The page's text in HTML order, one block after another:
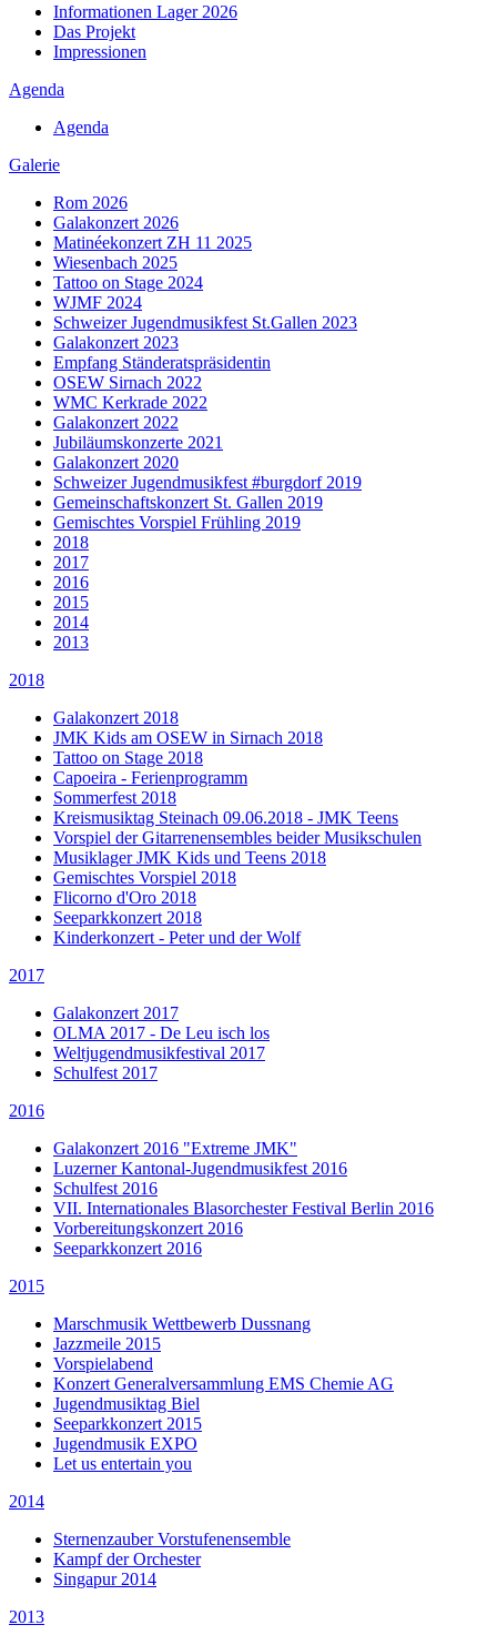
Informationen Lager 2026
Das Projekt
Impressionen
Agenda
Agenda
Galerie
Rom 2026
Galakonzert 2026
Matinéekonzert ZH 11 2025
Wiesenbach 2025
Tattoo on Stage 2024
WJMF 2024
Schweizer Jugendmusikfest St.Gallen 2023
Galakonzert 2023
Empfang Ständeratspräsidentin
OSEW Sirnach 2022
WMC Kerkrade 2022
Galakonzert 2022
Jubiläumskonzerte 2021
Galakonzert 2020
Schweizer Jugendmusikfest #burgdorf 2019
Gemeinschaftskonzert St. Gallen 2019
Gemischtes Vorspiel Frühling 2019
2018
2017
2016
2015
2014
2013
2018
Galakonzert 2018
JMK Kids am OSEW in Sirnach 2018
Tattoo on Stage 2018
Capoeira - Ferienprogramm
Sommerfest 2018
Kreismusiktag Steinach 09.06.2018 - JMK Teens
Vorspiel der Gitarrenensembles beider Musikschulen
Musiklager JMK Kids und Teens 2018
Gemischtes Vorspiel 2018
Flicorno d'Oro 2018
Seeparkkonzert 2018
Kinderkonzert - Peter und der Wolf
2017
Galakonzert 2017
OLMA 2017 - De Leu isch los
Weltjugendmusikfestival 2017
Schulfest 2017
2016
Galakonzert 2016 "Extreme JMK"
Luzerner Kantonal-Jugendmusikfest 2016
Schulfest 2016
VII. Internationales Blasorchester Festival Berlin 2016
Vorbereitungskonzert 2016
Seeparkkonzert 2016
2015
Marschmusik Wettbewerb Dussnang
Jazzmeile 2015
Vorspielabend
Konzert Generalversammlung EMS Chemie AG
Jugendmusiktag Biel
Seeparkkonzert 2015
Jugendmusik EXPO
Let us entertain you
2014
Sternenzauber Vorstufenensemble
Kampf der Orchester
Singapur 2014
2013